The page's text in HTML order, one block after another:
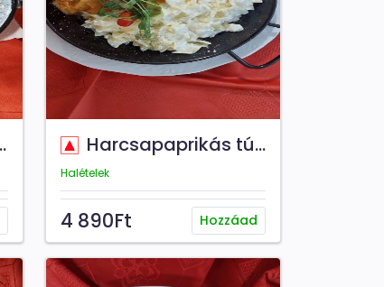
Harcsapaprikás túrós csuszával
Halételek
4 890Ft Hozzáad